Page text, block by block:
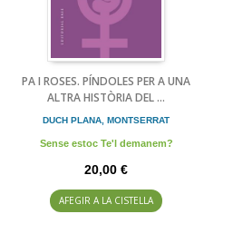
PA I ROSES. PÍNDOLES PER A UNA
ALTRA HISTÒRIA DEL ...
DUCH PLANA, MONTSERRAT
Sense estoc Te'l demanem?
20,00 €
AFEGIR A LA CISTELLA